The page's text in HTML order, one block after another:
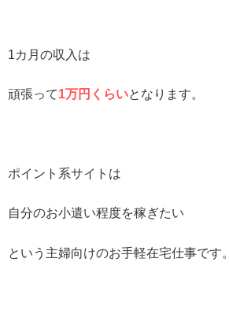
1カ月の収入は
頑張って1万円くらいとなります。
ポイント系サイトは
自分のお小遣い程度を稼ぎたい
という主婦向けのお手軽在宅仕事です。